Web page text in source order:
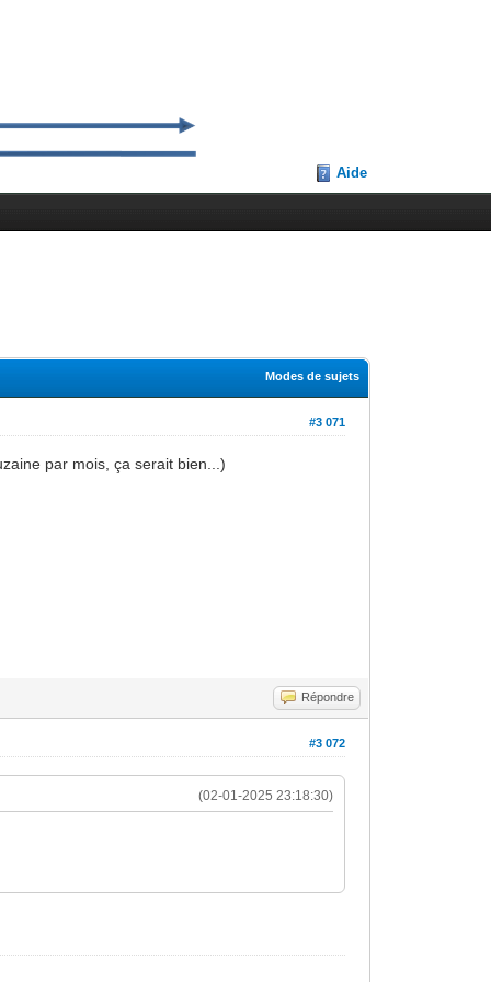
Aide
Modes de sujets
#3 071
par mois, ça serait bien...)
Répondre
#3 072
(02-01-2025 23:18:30)